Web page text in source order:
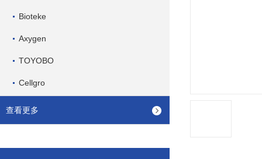
Bioteke
Axygen
TOYOBO
Cellgro
查看更多